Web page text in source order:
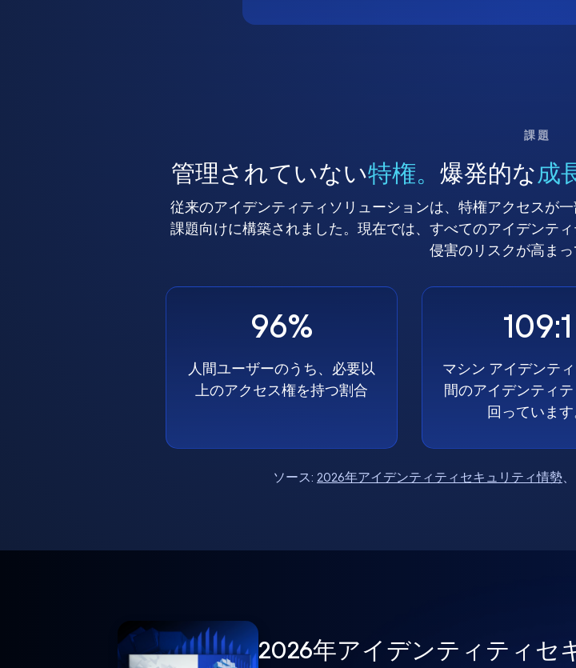
課題
管理されていない特権。 爆発的な成
従来のアイデンティティソリューションは、特権アクセスが
課題向けに構築されました。現在では、すべてのアイデンテ
侵害のリスクが高まっ
96%
人間ユーザーのうち、必要以
上のアクセス権を持つ割合
109:1
マシン アイデンテ
間のアイデンティ
回っています
ソース: 2026年アイデンティティセキュリティ情勢
2026年アイデンティティセ